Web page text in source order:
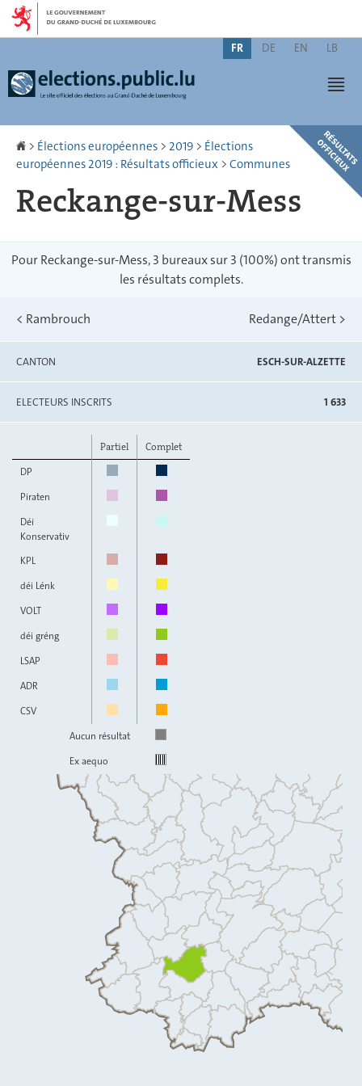
Aller
navigation
Aller
Changer
FR DE EN LB
Accueil
> Élections européennes > 2019 > Élections
européennes 2019 : Résultats officieux > Communes
Reckange-sur-Mess
Pour Reckange-sur-Mess, 3 bureaux sur 3 (100%) ont transmis
les résultats complets.
< Rambrouch Redange/Attert >
CANTON ESCH-SUR-ALZETTE
ELECTEURS INSCRITS 1 633
Partiel
Complet
DP
Piraten
Déi
Konservativ
KPL
déi Lénk
VOLT
déi gréng
LSAP
ADR
CSV
Aucun résultat
Ex aequo